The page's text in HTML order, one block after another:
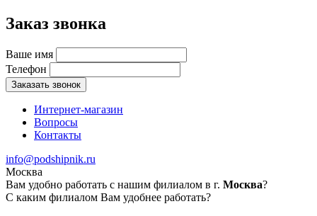
Заказ звонка
Ваше имя
Телефон
Заказать звонок
Интернет-магазин
Вопросы
Контакты
info@podshipnik.ru
Москва
Вам удобно работать с нашим филиалом в г. Москва?
С каким филиалом Вам удобнее работать?